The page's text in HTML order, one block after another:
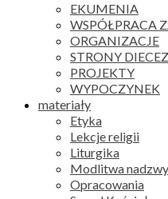
EKUMENIA
WSPÓŁPRACA
ORGANIZACJE
STRONY
PROJEKTY
WYPOCZYNEK
materiały
Etyka
Lekcje religii
Liturgika
Modlitwa
Opracowania